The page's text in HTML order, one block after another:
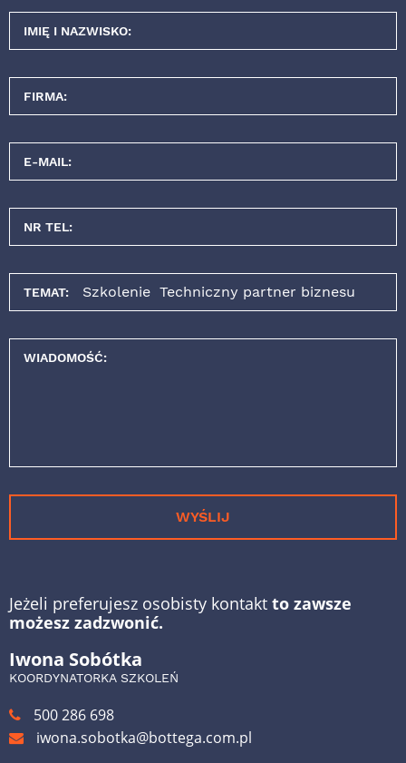
IMIĘ I NAZWISKO:
FIRMA:
E-MAIL:
NR TEL:
TEMAT:
WIADOMOŚĆ:
WYŚLIJ
Jeżeli preferujesz osobisty kontakt to zawsze
możesz zadzwonić.
Iwona Sobótka
KOORDYNATORKA SZKOLEŃ
500 286 698
iwona.sobotka@bottega.com.pl